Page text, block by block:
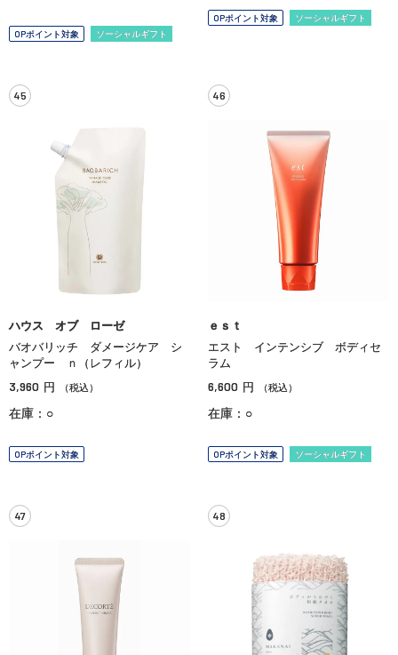
OPポイント対象 ソーシャルギフト
OPポイント対象 ソーシャルギフト
45
ハウス オブ ローゼ
バオバリッチ ダメージケア シ
ャンプー ｎ（レフィル）
3,960 円 （税込）
在庫：○
OPポイント対象
46
ｅｓｔ
エスト インテンシブ ボディセ
ラム
6,600 円 （税込）
在庫：○
OPポイント対象 ソーシャルギフト
47 48